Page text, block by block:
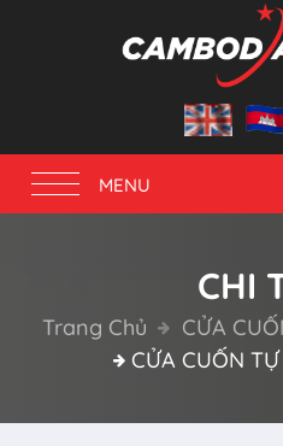
Toggle
navigation
MENU
CHI
Trang Chủ
CỬA
CỬA CUỐN